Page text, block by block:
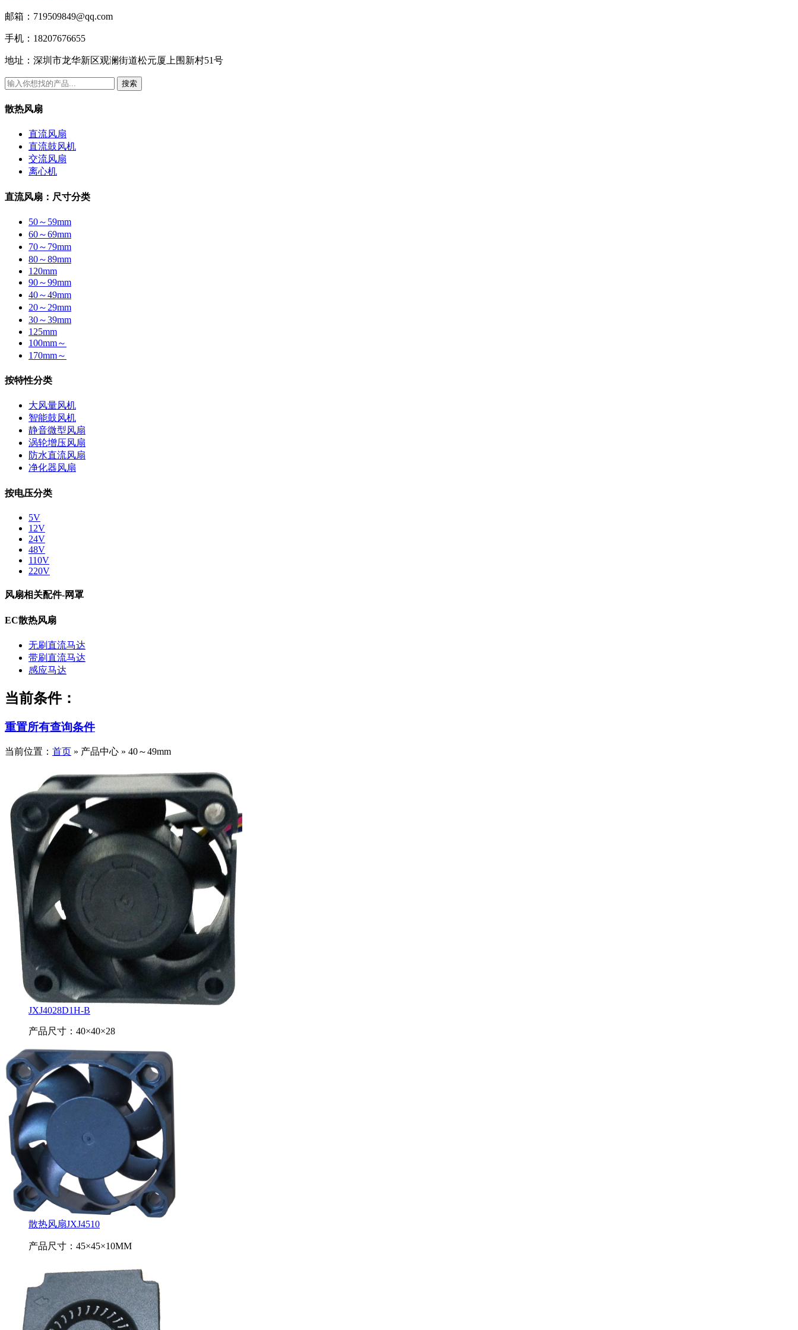
邮箱： 719509849@qq.com
手机： 18207676655
地址： 深圳市龙华新区观澜街道松元厦上围新村51号
搜索
散热风扇
直流风扇
直流鼓风机
交流风扇
离心机
直流风扇：尺寸分类
50～59mm
60～69mm
70～79mm
80～89mm
120mm
90～99mm
40～49mm
20～29mm
30～39mm
125mm
100mm～
170mm～
按特性分类
大风量风机
智能鼓风机
静音微型风扇
涡轮增压风扇
防水直流风扇
净化器风扇
按电压分类
5V
12V
24V
48V
110V
220V
风扇相关配件-网罩
EC散热风扇
无刷直流马达
带刷直流马达
感应马达
当前条件：
重置所有查询条件
当前位置： 首页 » 产品中心 » 40～49mm
JXJ4028D1H-B
产品尺寸：40×40×28
散热风扇JXJ4510
产品尺寸：45×45×10MM